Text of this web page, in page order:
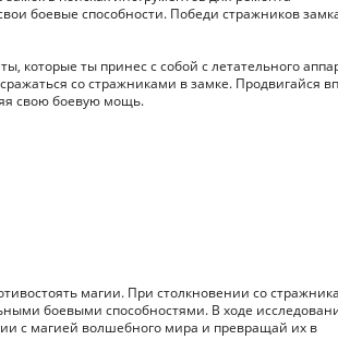
боевые способности. Победи стражников
которые ты принес с собой с летательного
со стражниками в замке. Продвигайся
свою боевую мощь.
магии. При столкновении со
боевыми способностями. В ходе
с магией волшебного мира и превращай их в